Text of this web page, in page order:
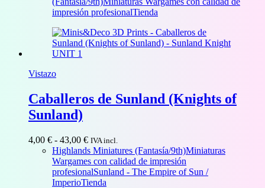
9,00 €
29,00 €
impresión profesionalTienda
Vistazo
Caballeros de Sunland (Knights of
Sunland)
4,00 € - 43,00 €Rango
de
precios:
desde
4,00 €
IVA incl.
Highlands Miniatures (Fantasía/9th)Miniaturas
Wargames con calidad de impresión
profesionalSunland - The Empire of Sun /
ImperioTienda